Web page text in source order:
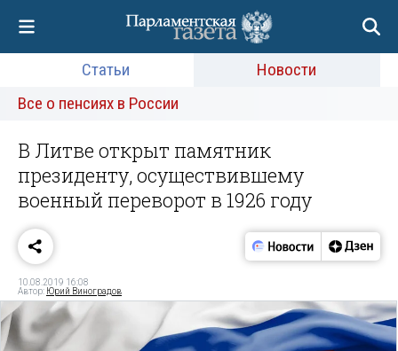
Статьи
Новости
Все о пенсиях в России
В Литве открыт памятник
президенту, осуществившему
военный переворот в 1926 году
10.08.2019 16:08
Автор: Юрий Виноградов